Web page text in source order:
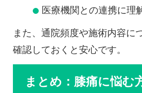
医療機関との連携に理
また、通院頻度や施術内容に
確認しておくと安心です。
まとめ：膝痛に悩む